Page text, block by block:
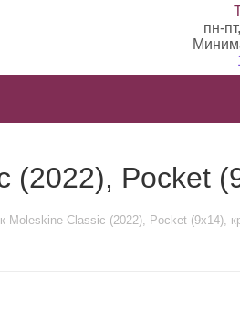
пн-пт,
(2022), Pocket
Moleskine Classic (2022), Pocket (9х14),